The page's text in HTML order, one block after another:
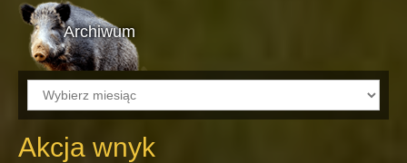
Archiwum
Archiwum
Akcja wnyk